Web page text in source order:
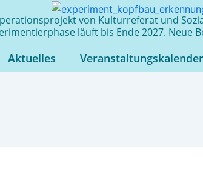
von Kulturreferat und
läuft bis Ende 2027. Neue
Aktuelles Veranstaltungskalender